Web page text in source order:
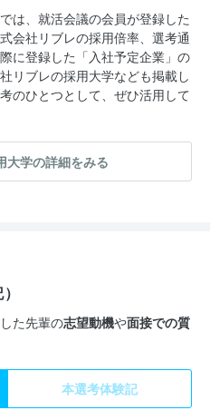
は、就活会議の会員が登録した
会社リブレの採用倍率、選考通
に登録した「入社予定企業」の
リブレの採用大学なども掲載し
のひとつとして、ぜひ活用して
大学の詳細をみる
た先輩の志望動機や面接での質
本選考体験記